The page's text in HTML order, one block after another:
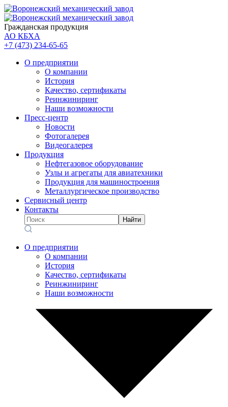
Гражданская продукция
АО КБХА
+7 (473) 234-65-65
О предприятии
О компании
История
Качество, сертификаты
Реинжиниринг
Наши возможности
Пресс-центр
Новости
Фотогалерея
Видеогалерея
Продукция
Нефтегазовое оборудование
Узлы и агрегаты для авиатехники
Продукция для машиностроения
Металлургическое производство
Сервисный центр
Контакты
Найти
О предприятии
О компании
История
Качество, сертификаты
Реинжиниринг
Наши возможности